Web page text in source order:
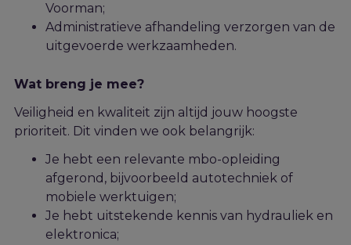
Voorman;
Administratieve afhandeling verzorgen van de
uitgevoerde werkzaamheden.
Wat breng je mee?
Veiligheid en kwaliteit zijn altijd jouw hoogste
prioriteit. Dit vinden we ook belangrijk:
Je hebt een relevante mbo-opleiding
afgerond, bijvoorbeeld autotechniek of
mobiele werktuigen;
Je hebt uitstekende kennis van hydrauliek en
elektronica;